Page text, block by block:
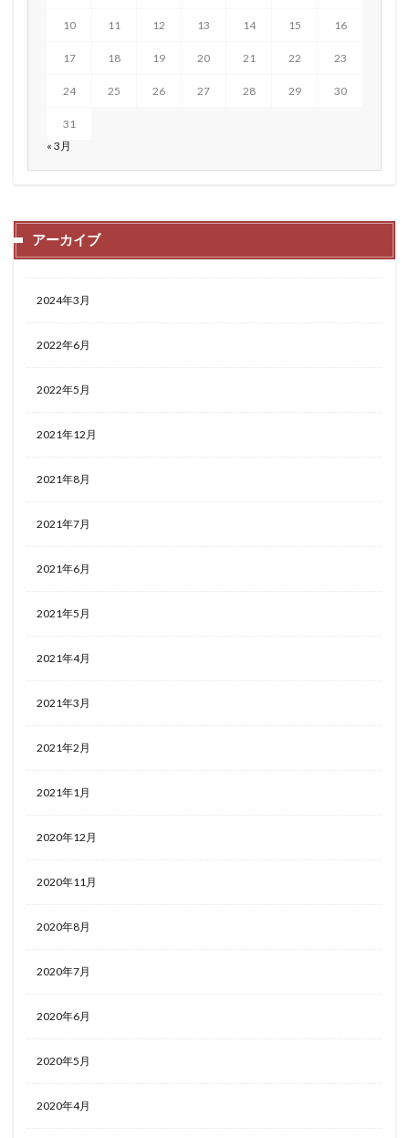
10 11 12 13 14 15 16
17 18 19 20 21 22 23
24 25 26 27 28 29 30
31
« 3月
アーカイブ
2024年3月
2022年6月
2022年5月
2021年12月
2021年8月
2021年7月
2021年6月
2021年5月
2021年4月
2021年3月
2021年2月
2021年1月
2020年12月
2020年11月
2020年8月
2020年7月
2020年6月
2020年5月
2020年4月